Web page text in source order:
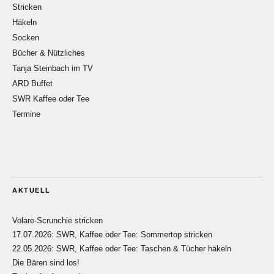
Stricken
Häkeln
Socken
Bücher & Nützliches
Tanja Steinbach im TV
ARD Buffet
SWR Kaffee oder Tee
Termine
AKTUELL
Volare-Scrunchie stricken
17.07.2026: SWR, Kaffee oder Tee: Sommertop stricken
22.05.2026: SWR, Kaffee oder Tee: Taschen & Tücher häkeln
Die Bären sind los!